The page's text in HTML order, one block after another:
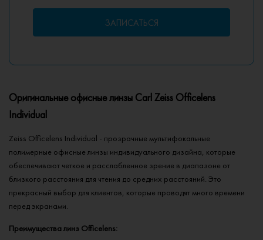
ЗАПИСАТЬСЯ
Оригинальные офисные линзы Carl Zeiss Officelens
Individual
Zeiss Officelens Individual - прозрачные мультифокальные
полимерные офисные линзы индивидуального дизайна, которые
обеспечивают четкое и расслабленное зрение в диапазоне от
близкого расстояния для чтения до средних расстояний. Это
прекрасный выбор для клиентов, которые проводят много времени
перед экранами.
Преимущества линз Officelens: